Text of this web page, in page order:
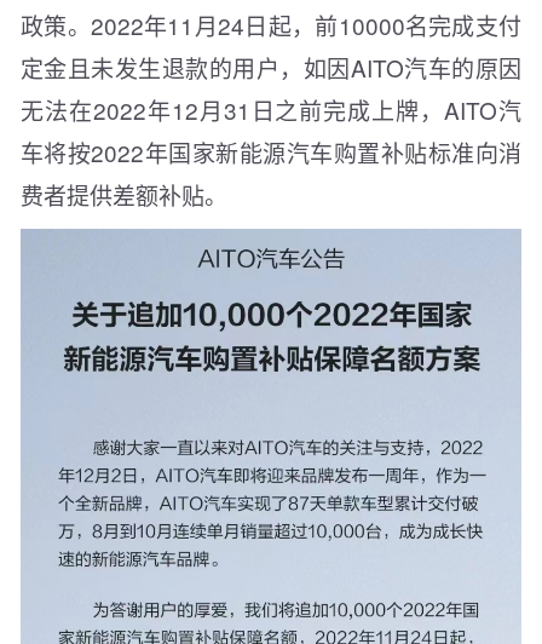
政策。2022年11月24日起，前10000名完成支付
定金且未发生退款的用户，如因AITO汽车的原因
无法在2022年12月31日之前完成上牌，AITO汽
车将按2022年国家新能源汽车购置补贴标准向消
费者提供差额补贴。